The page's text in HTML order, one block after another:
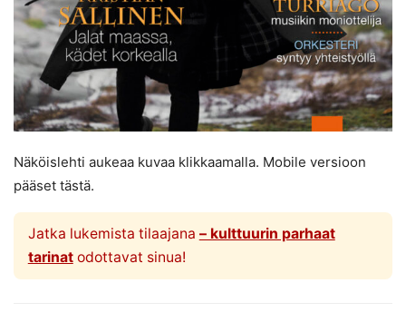
Näköislehti aukeaa kuvaa klikkaamalla. Mobile versioon
pääset tästä.
Jatka lukemista tilaajana – kulttuurin parhaat
tarinatodottavat sinua!